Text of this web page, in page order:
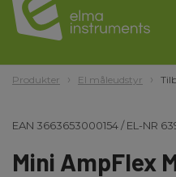
Produkter El måleudstyr
EAN 3663653000154/EL-NR
Mini AmpFlex